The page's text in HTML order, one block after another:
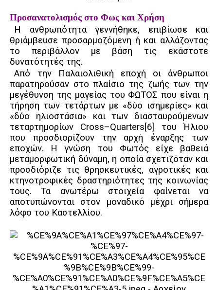
Προσανατολισμός στο Φως και Χρήση
Η ανθρωπότητα γεννήθηκε, επιβίωσε και
θριάμβευσε προσαρμοζόμενη ή και αλλάζοντας
το περιβάλλον με βάση τις εκάστοτε
δυνατότητές της.
Από την Παλαιολιθική εποχή οι άνθρωποι
παρατηρούσαν στο πλαίσιο της ζωής των την
μεγέθυνση της μαγείας του ΦΩΤΟΣ που είναι η
τήρηση των τετάρτων με «δύο ισημερίες» και
«δύο ηλιοστάσια» και των διασταυρούμενων
τεταρτημορίων Cross–Quarters[6]
του Ήλιου
που προσδιορίζουν την αρχή έναρξης των
εποχών. Η γνώση του Φωτός είχε βαθειά
μεταμορφωτική δύναμη, η οποία σχετιζόταν και
προσδιόριζε τις θρησκευτικές, αγροτικές και
κτηνοτροφικές δραστηριότητες της κοινωνίας
τους. Τα ανωτέρω στοιχεία φαίνεται να
αποτυπώνονται στον μοναδικό μέχρι σήμερα
λόφο του Καστελλίου.